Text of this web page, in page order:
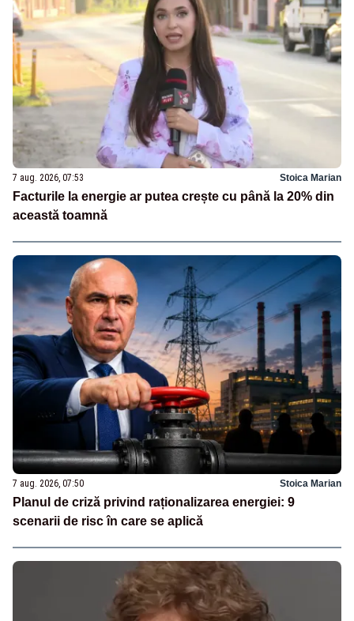
7 aug. 2026, 07:53 Stoica Marian
Facturile la energie ar putea crește cu până la 20% din
această toamnă
7 aug. 2026, 07:50 Stoica Marian
Planul de criză privind raționalizarea energiei: 9
scenarii de risc în care se aplică